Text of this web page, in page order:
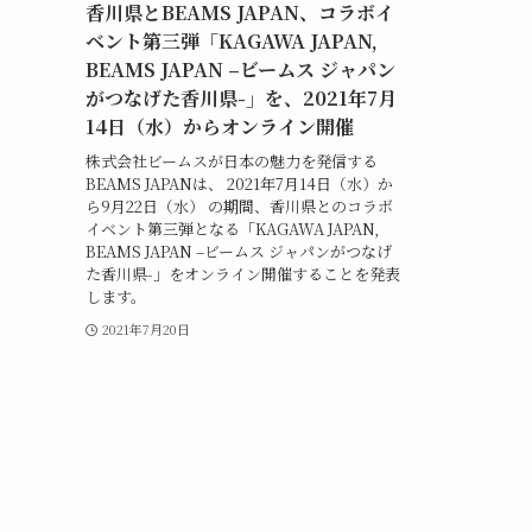
香川県とBEAMS JAPAN、コラボイ
ベント第三弾「KAGAWA JAPAN,
BEAMS JAPAN –ビームス ジャパン
がつなげた香川県-」を、2021年7月
14日（水）からオンライン開催
株式会社ビームスが日本の魅力を発信する
BEAMS JAPANは、 2021年7月14日（水）か
ら9月22日（水） の期間、香川県とのコラボ
イベント第三弾となる「KAGAWA JAPAN,
BEAMS JAPAN –ビームス ジャパンがつなげ
た香川県-」をオンライン開催することを発表
します。
2021年7月20日